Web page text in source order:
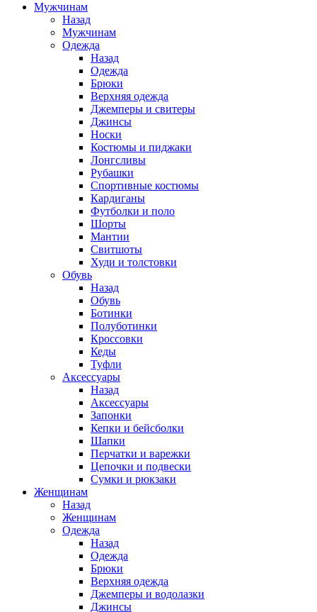
Мужчинам
Назад
Мужчинам
Одежда
Назад
Одежда
Брюки
Верхняя одежда
Джемперы и свитеры
Джинсы
Носки
Костюмы и пиджаки
Лонгсливы
Рубашки
Спортивные костюмы
Кардиганы
Футболки и поло
Шорты
Мантии
Свитшоты
Худи и толстовки
Обувь
Назад
Обувь
Ботинки
Полуботинки
Кроссовки
Кеды
Туфли
Аксессуары
Назад
Аксессуары
Запонки
Кепки и бейсболки
Шапки
Перчатки и варежки
Цепочки и подвески
Сумки и рюкзаки
Женщинам
Назад
Женщинам
Одежда
Назад
Одежда
Брюки
Верхняя одежда
Джемперы и водолазки
Джинсы